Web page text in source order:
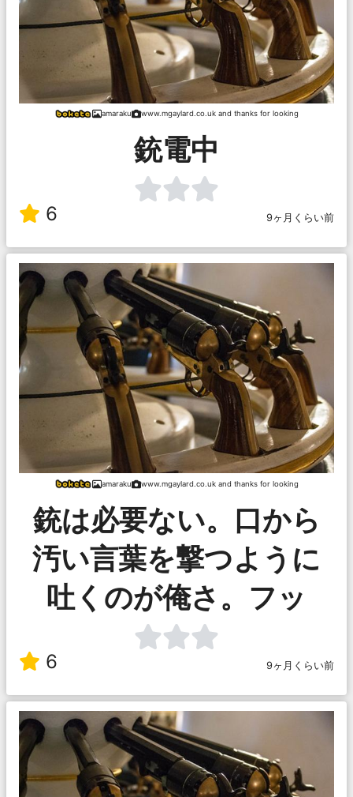
amaraku www.mgaylard.co.uk and thanks for looking
銃電中
6 9ヶ月くらい前
amaraku www.mgaylard.co.uk and thanks for looking
銃は必要ない。口から
汚い言葉を撃つように
吐くのが俺さ。フッ
6 9ヶ月くらい前